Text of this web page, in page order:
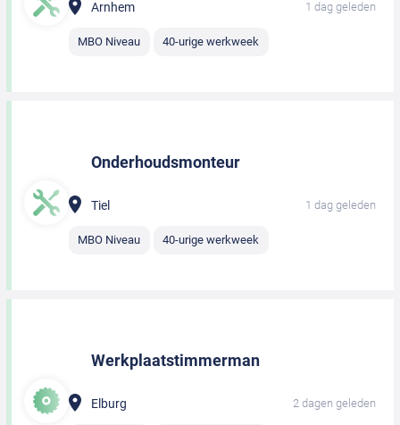
Arnhem 1 dag geleden
MBO Niveau 40-urige werkweek
Onderhoudsmonteur
Tiel 1 dag geleden
MBO Niveau 40-urige werkweek
Werkplaatstimmerman
Elburg 2 dagen geleden